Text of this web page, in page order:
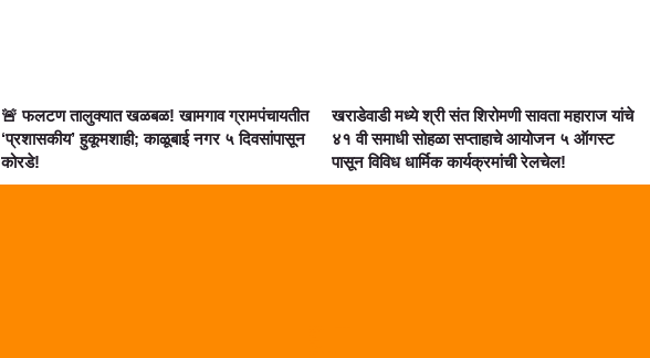
🚨 फलटण तालुक्यात खळबळ! खामगाव ग्रामपंचायतीत
‘प्रशासकीय’ हुकूमशाही; काळूबाई नगर ५ दिवसांपासून
कोरडे!
खराडेवाडी मध्ये श्री संत शिरोमणी सावता महाराज यांचे
४१ वी समाधी सोहळा सप्ताहाचे आयोजन ५ ऑगस्ट
पासून विविध धार्मिक कार्यक्रमांची रेलचेल!